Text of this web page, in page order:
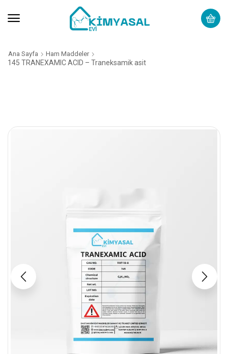
Ana Sayfa Ham Maddeler
145 TRANEXAMIC ACID – Traneksamik asit